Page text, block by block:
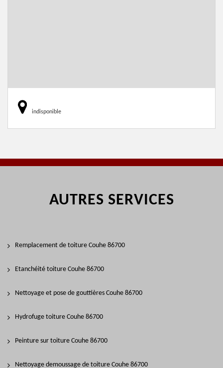
indisponible
AUTRES SERVICES
Remplacement de toiture Couhe 86700
Etanchéité toiture Couhe 86700
Nettoyage et pose de gouttières Couhe 86700
Hydrofuge toiture Couhe 86700
Peinture sur toiture Couhe 86700
Nettoyage demoussage de toiture Couhe 86700